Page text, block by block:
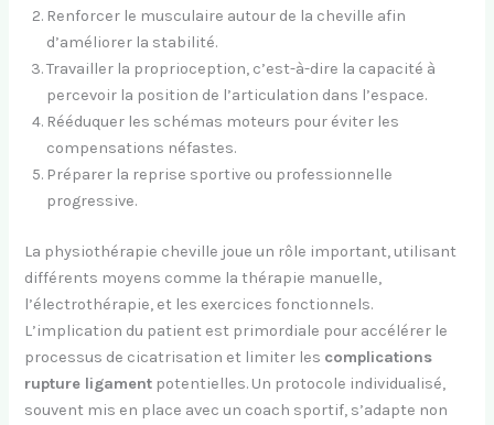
Renforcer le musculaire autour de la cheville afin
d’améliorer la stabilité.
Travailler la proprioception, c’est-à-dire la capacité à
percevoir la position de l’articulation dans l’espace.
Rééduquer les schémas moteurs pour éviter les
compensations néfastes.
Préparer la reprise sportive ou professionnelle
progressive.
La physiothérapie cheville joue un rôle important, utilisant
différents moyens comme la thérapie manuelle,
l’électrothérapie, et les exercices fonctionnels.
L’implication du patient est primordiale pour accélérer le
processus de cicatrisation et limiter les complications
rupture ligament potentielles. Un protocole individualisé,
souvent mis en place avec un coach sportif, s’adapte non